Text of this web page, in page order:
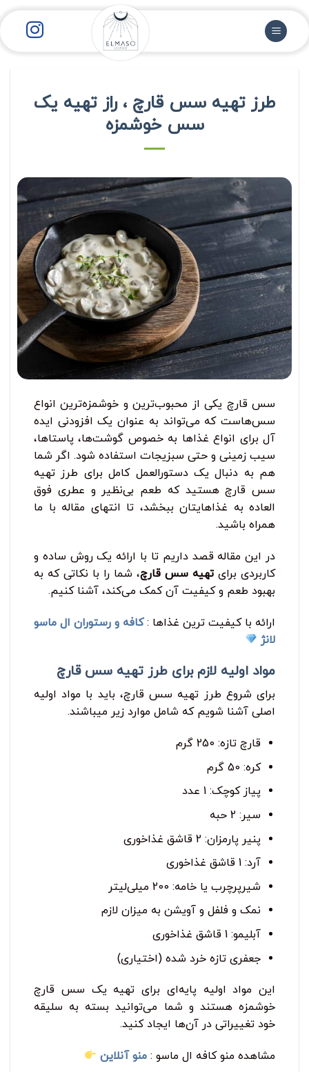
محتوا
طرز تهیه سس قارچ ، راز تهیه یک
سس خوشمزه
سس قارچ یکی از محبوب‌ترین و خوشمزه‌ترین انواع
سس‌هاست که می‌تواند به عنوان یک افزودنی ایده
‌آل برای انواع غذاها به ‌خصوص گوشت‌ها، پاستاها،
سیب زمینی و حتی سبزیجات استفاده شود. اگر شما
هم به دنبال یک دستورالعمل کامل برای طرز تهیه
سس قارچ هستید که طعم بی‌نظیر و عطری فوق‌
العاده به غذاهایتان ببخشد، تا انتهای مقاله با ما
همراه باشید.
در این مقاله قصد داریم تا با ارائه یک روش ساده و
کاربردی برایتهیه سس قارچ، شما را با نکاتی که به
بهبود طعم و کیفیت آن کمک می‌کند، آشنا کنیم.
ارائه با کیفیت ترین غذاها :کافه و رستوران ال ماسو
لانژ
مواد اولیه لازم برای طرز تهیه سس قارچ
برای شروع طرز تهیه سس قارچ، باید با مواد اولیه
اصلی آشنا شویم که شامل موارد زیر می‎باشند.
قارچ تازه: 250 گرم
کره: 50 گرم
پیاز کوچک: 1 عدد
سیر: 2 حبه
پنیر پارمزان: 2 قاشق غذاخوری
آرد: 1 قاشق غذاخوری
شیرپرچرب یا خامه: 200 میلی‌لیتر
نمک و فلفل و آویشن به میزان لازم
آبلیمو: 1 قاشق غذاخوری
جعفری تازه خرد شده (اختیاری)
این مواد اولیه پایه‌ای برای تهیه یک سس قارچ
خوشمزه هستند و شما می‌توانید بسته به سلیقه
خود تغییراتی در آن‌ها ایجاد کنید.
مشاهده منو کافه ال ماسو : منو آنلاین